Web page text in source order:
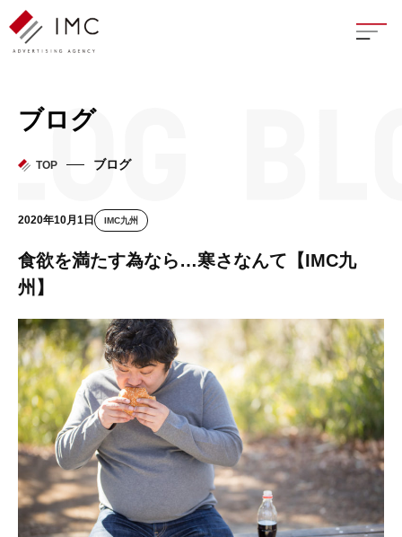
座談
イン
フェ
ブログ
TOP ブログ
2020年10月1日 IMC九州
食欲を満たす為なら…寒さなんて【IMC九
州】